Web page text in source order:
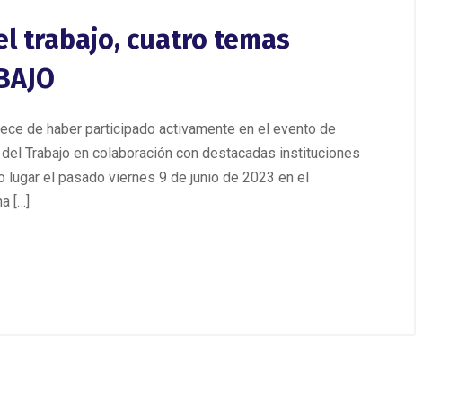
trabajo, cuatro temas
de haber participado activamente en el evento de
Trabajo en colaboración con destacadas instituciones
el pasado viernes 9 de junio de 2023 en el
[…]